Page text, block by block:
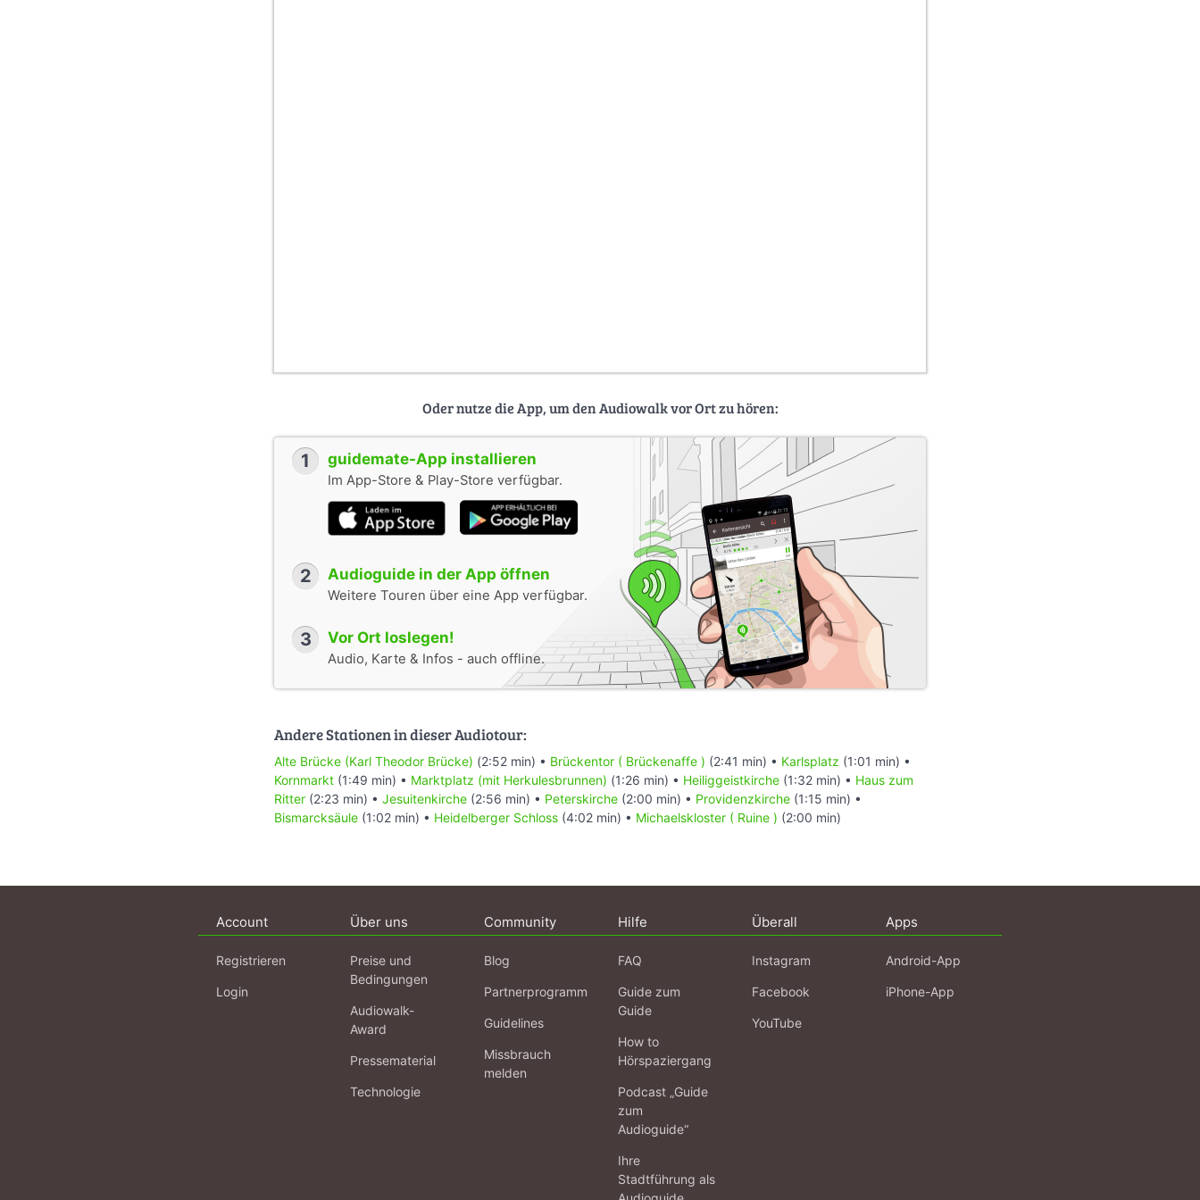
Oder nutze die App, um den Audiowalk vor Ort zu hören:
1 guidemate-App installieren
Im App-Store & Play-Store verfügbar.
2 Audioguide in der App öffnen
Weitere Touren über eine App verfügbar.
3 Vor Ort loslegen!
Audio, Karte & Infos - auch offline.
Andere Stationen in dieser Audiotour:
Alte Brücke (Karl Theodor Brücke) (2:52 min) • Brückentor ( Brückenaffe ) (2:41 min) • Karlsplatz (1:01 min) •
Kornmarkt (1:49 min) • Marktplatz (mit Herkulesbrunnen) (1:26 min) • Heiliggeistkirche (1:32 min) • Haus zum
Ritter (2:23 min) • Jesuitenkirche (2:56 min) • Peterskirche (2:00 min) • Providenzkirche (1:15 min) •
Bismarcksäule (1:02 min) • Heidelberger Schloss (4:02 min) • Michaelskloster ( Ruine ) (2:00 min)
Account
Registrieren
Login
Über uns
Preise und
Bedingungen
Audiowalk-
Award
Pressematerial
Technologie
Community
Blog
Partnerprogramm
Guidelines
Missbrauch
melden
Hilfe
FAQ
Guide zum
Guide
How to
Hörspaziergang
Podcast „Guide
zum
Audioguide“
Ihre
Stadtführung als
Überall
Instagram
Facebook
YouTube
Apps
Android-App
iPhone-App